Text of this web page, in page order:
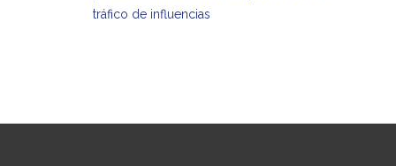
tráfico de influencias